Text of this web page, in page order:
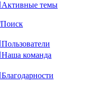
Активные темы
Поиск
Пользователи
Наша команда
Благодарности